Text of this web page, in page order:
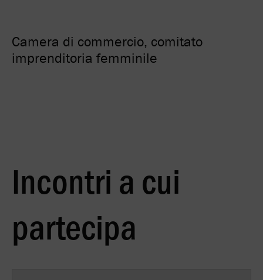
Camera di commercio, comitato
imprenditoria femminile
Incontri a cui
partecipa